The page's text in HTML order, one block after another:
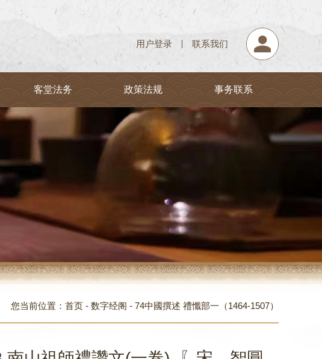
用户登录 联系我们
客堂法务 政策法规 事务联系
您当前位置： 首页 - 数字经阁 - 74中國撰述 禮懺部一（1464-1507）